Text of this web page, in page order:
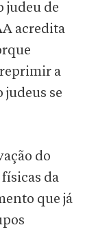
judeu de
acredita
a
judeus se
do
da
que já